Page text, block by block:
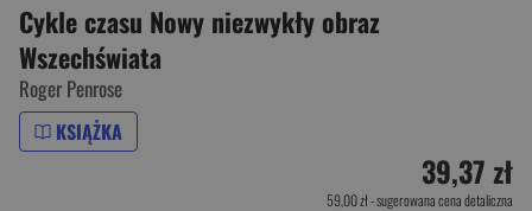
Cykle czasu Nowy niezwykły obraz
Wszechświata
Roger Penrose
KSIĄŻKA
39,37 zł
59,00 zł- sugerowana cena detaliczna